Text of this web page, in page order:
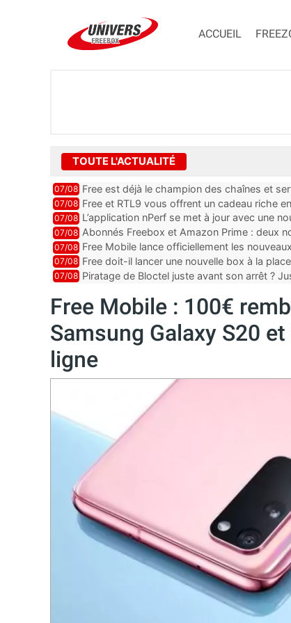
ACCUEIL
TOUTE L'ACTUALITÉ
07/08 Free est déjà le champion des chaînes et
encore au moin...
07/08 Free et RTL9 vous offrent un cadeau riche
l’obtenir
07/08 L’application nPerf se met à jour avec une
Mobile, Orange, SFR ...
07/08 Abonnés Freebox et Amazon Prime : deux
07/08 Free Mobile lance officiellement les
des promos et des cadeaux
07/08 Free doit-il lancer une nouvelle box à la
07/08 Piratage de Bloctel juste avant son arrêt ?
Free Mobile : 100€
Samsung Galaxy S20
ligne